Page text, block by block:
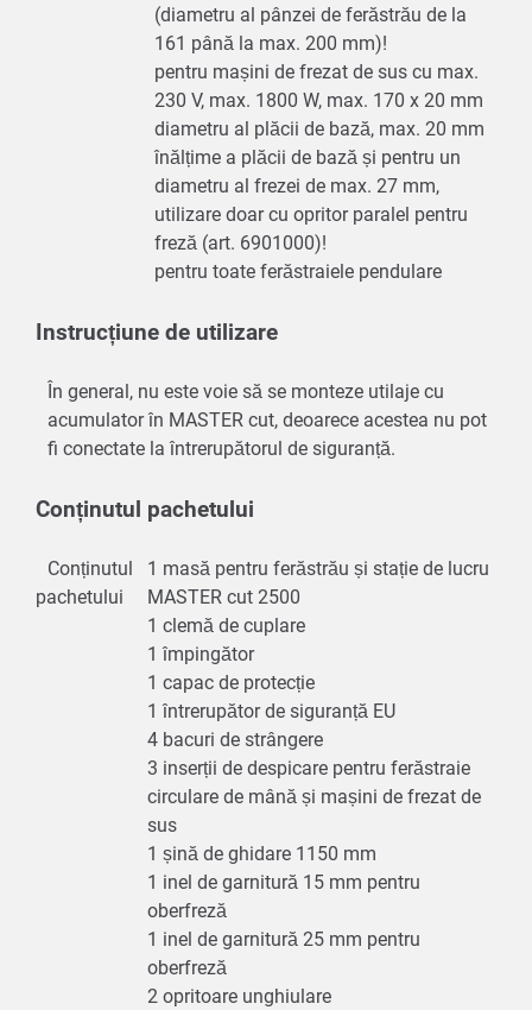
(diametru al pânzei de ferăstrău de la
161 până la max. 200 mm)!
pentru mașini de frezat de sus cu max.
230 V, max. 1800 W, max. 170 x 20 mm
diametru al plăcii de bază, max. 20 mm
înălțime a plăcii de bază și pentru un
diametru al frezei de max. 27 mm,
utilizare doar cu opritor paralel pentru
freză (art. 6901000)!
pentru toate ferăstraiele pendulare
Instrucțiune de utilizare
În general, nu este voie să se monteze utilaje cu
acumulator în MASTER cut, deoarece acestea nu pot
fi conectate la întrerupătorul de siguranță.
Conținutul pachetului
Conținutul
pachetului
1 masă pentru ferăstrău și stație de lucru
MASTER cut 2500
1 clemă de cuplare
1 împingător
1 capac de protecție
1 întrerupător de siguranță EU
4 bacuri de strângere
3 inserții de despicare pentru ferăstraie
circulare de mână și mașini de frezat de
sus
1 șină de ghidare 1150 mm
1 inel de garnitură 15 mm pentru
oberfreză
1 inel de garnitură 25 mm pentru
oberfreză
2 opritoare unghiulare